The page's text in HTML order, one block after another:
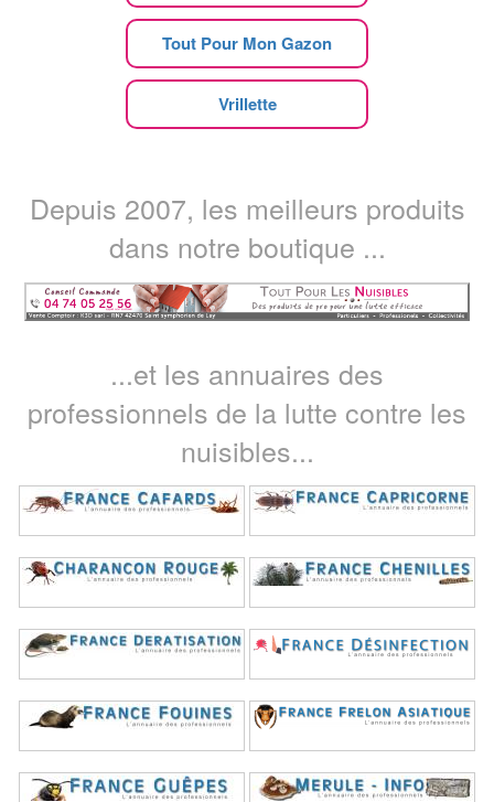
Tout Pour Mon Gazon
Vrillette
Depuis 2007, les meilleurs produits
dans notre boutique ...
...et les annuaires des
professionnels de la lutte contre les
nuisibles...